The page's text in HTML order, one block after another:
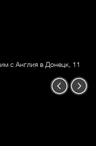
с Англия в Донецк, 11